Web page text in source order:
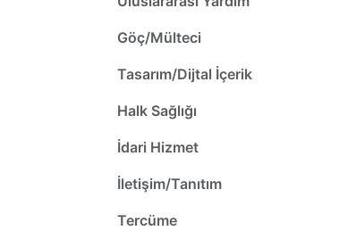
Göç/Mülteci
Tasarım/Dijtal İçerik
Halk Sağlığı
İdari Hizmet
İletişim/Tanıtım
Tercüme